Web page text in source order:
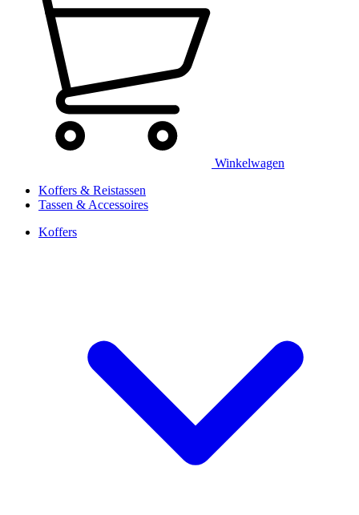
Winkelwagen
Koffers & Reistassen
Tassen & Accessoires
Koffers